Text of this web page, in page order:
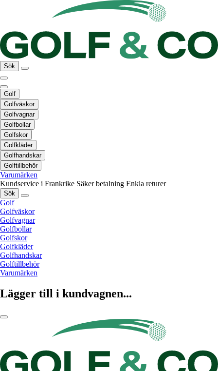
Sök
Golf
Golfväskor
Golfvagnar
Golfbollar
Golfskor
Golfkläder
Golfhandskar
Golftillbehör
Varumärken
Kundservice i Frankrike Säker betalning Enkla returer
Sök
Golf
Golfväskor
Golfvagnar
Golfbollar
Golfskor
Golfkläder
Golfhandskar
Golftillbehör
Varumärken
Lägger till i kundvagnen...